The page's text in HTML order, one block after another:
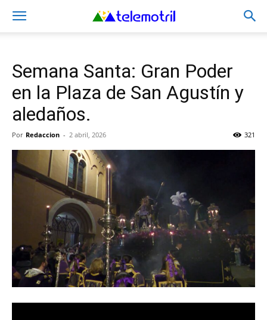
Semana Santa: Gran Poder
en la Plaza de San Agustín y
aledaños.
Por Redaccion - 2 abril, 2026 321